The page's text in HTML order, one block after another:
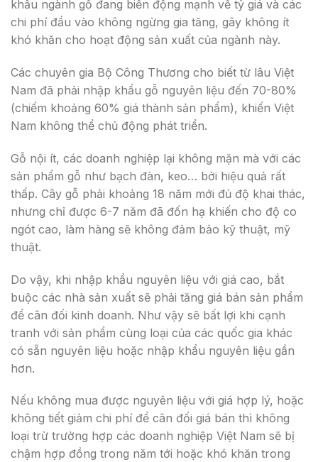
khẩu ngành gỗ đang biến động mạnh về tỷ giá và các
chi phí đầu vào không ngừng gia tăng, gây không ít
khó khăn cho hoạt động sản xuất của ngành này.
Các chuyên gia Bộ Công Thương cho biết từ lâu Việt
Nam đã phải nhập khẩu gỗ nguyên liệu đến 70-80%
(chiếm khoảng 60% giá thành sản phẩm), khiến Việt
Nam không thể chủ động phát triển.
Gỗ nội ít, các doanh nghiệp lại không mặn mà với các
sản phẩm gỗ như bạch đàn, keo… bởi hiệu quả rất
thấp. Cây gỗ phải khoảng 18 năm mới đủ độ khai thác,
nhưng chỉ được 6-7 năm đã đốn hạ khiến cho độ co
ngót cao, làm hàng sẽ không đảm bảo kỹ thuật, mỹ
thuật.
Do vậy, khi nhập khẩu nguyên liệu với giá cao, bắt
buộc các nhà sản xuất sẽ phải tăng giá bán sản phẩm
để cân đối kinh doanh. Như vậy sẽ bất lợi khi cạnh
tranh với sản phẩm cùng loại của các quốc gia khác
có sẵn nguyên liệu hoặc nhập khẩu nguyên liệu gần
hơn.
Nếu không mua được nguyên liệu với giá hợp lý, hoặc
không tiết giảm chi phí để cân đối giá bán thì không
loại trừ trường hợp các doanh nghiệp Việt Nam sẽ bị
chậm hợp đồng trong năm tới hoặc khó khăn trong